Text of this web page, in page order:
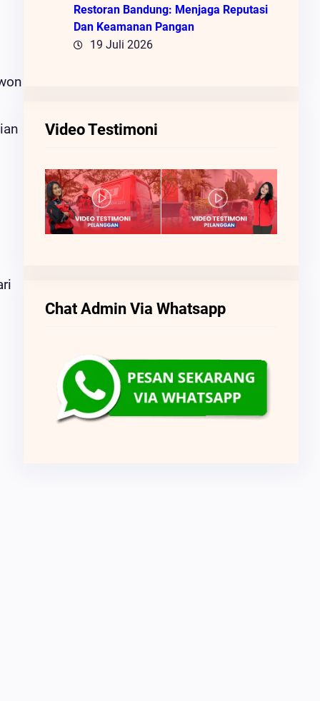
Restoran Bandung: Menjaga Reputasi
Dan Keamanan Pangan
19 Juli 2026
Video Testimoni
Chat Admin Via Whatsapp